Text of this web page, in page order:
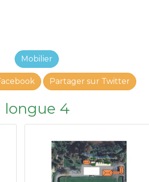
Mobilier
Partager sur Twitter
longue 4